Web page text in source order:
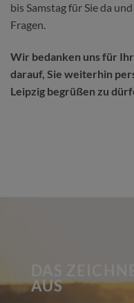
bis Samstag für Sie da
Fragen.
Wir bedanken uns für
darauf, Sie weiterhin
Leipzig begrüßen zu
AUS